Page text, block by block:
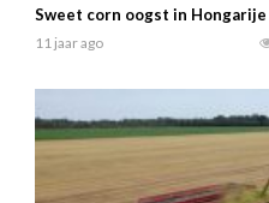
Sweet corn oogst in Hongarije
11 jaar ago